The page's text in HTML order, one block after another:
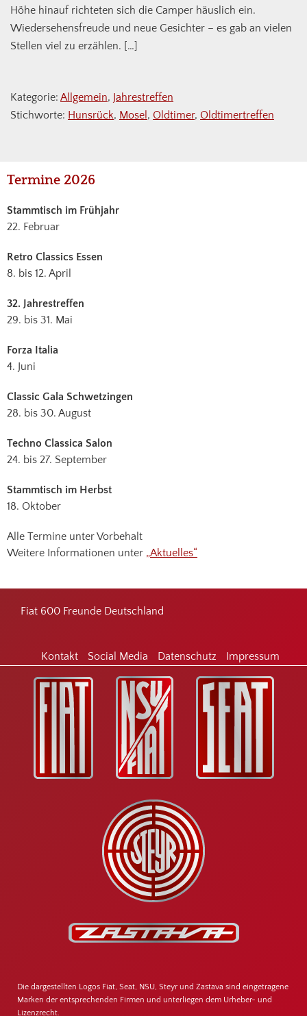
Höhe hinauf richteten sich die Camper häuslich ein.
Wiedersehensfreude und neue Gesichter – es gab an vielen
Stellen viel zu erzählen. […]
Kategorie: Allgemein, Jahrestreffen
Stichworte: Hunsrück, Mosel , Oldtimer, Oldtimertreffen
Haupt-
Sidebar
Termine 2026
Stammtisch im Frühjahr
22. Februar
Retro Classics Essen
8. bis 12. April
32. Jahrestreffen
29. bis 31. Mai
Forza Italia
4. Juni
Classic Gala Schwetzingen
28. bis 30. August
Techno Classica Salon
24. bis 27. September
Stammtisch im Herbst
18. Oktober
Alle Termine unter Vorbehalt
Weitere Informationen unter „Aktuelles“
Footer
Fiat 600 Freunde Deutschland
Kontakt Social Media Datenschutz Impressum
Die dargestellten Logos Fiat, Seat, NSU, Steyr und Zastava sind eingetragene
Marken der entsprechenden Firmen und unterliegen dem Urheber- und
Lizenzrecht.